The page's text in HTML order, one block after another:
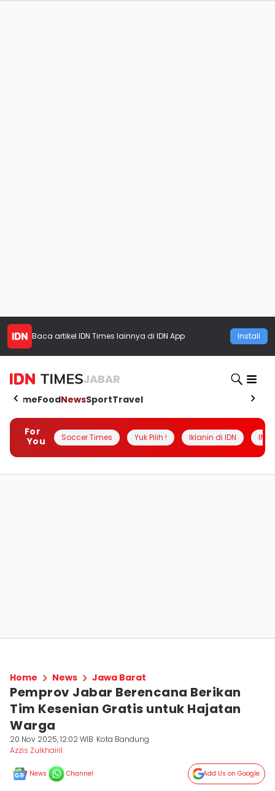
Baca artikel IDN Times lainnya di IDN App Install
JABAR
HomeFoodNewsSportTravel
For
You
Soccer Times Yuk Pilih ! Iklanin di IDN
Home News Jawa Barat
Pemprov Jabar Berencana Berikan
Tim Kesenian Gratis untuk Hajatan
Warga
20 Nov 2025, 12:02 WIB Kota Bandung
Azzis Zulkhairil
News Channel Add Us on Google